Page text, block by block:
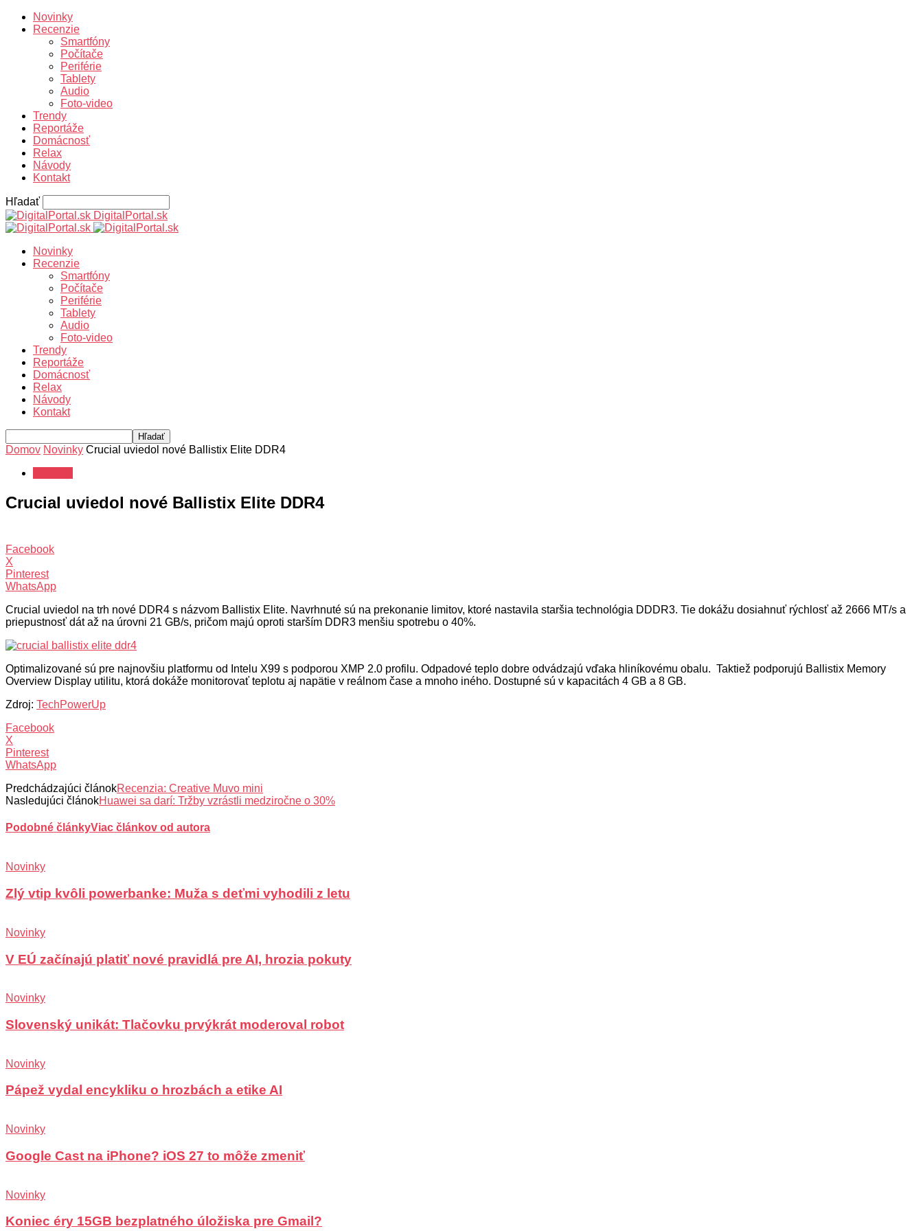
Novinky
Recenzie
Smartfóny
Počítače
Periférie
Tablety
Audio
Foto-video
Trendy
Reportáže
Domácnosť
Relax
Návody
Kontakt
Hľadať
DigitalPortal.sk
Novinky
Recenzie
Smartfóny
Počítače
Periférie
Tablety
Audio
Foto-video
Trendy
Reportáže
Domácnosť
Relax
Návody
Kontakt
Domov Novinky Crucial uviedol nové Ballistix Elite DDR4
Crucial uviedol nové Ballistix Elite DDR4
Facebook
X
Pinterest
WhatsApp
Crucial uviedol na trh nové DDR4 s názvom Ballistix Elite. Navrhnuté sú na prekonanie limitov, ktoré nastavila staršia technológia DDDR3. Tie dokážu dosiahnuť rýchlosť až 2666 MT/s a
priepustnosť dát až na úrovni 21 GB/s, pričom majú oproti starším DDR3 menšiu spotrebu o 40%.
Optimalizované sú pre najnovšiu platformu od Intelu X99 s podporou XMP 2.0 profilu. Odpadové teplo dobre odvádzajú vďaka hliníkovému obalu. Taktiež podporujú Ballistix Memory
Overview Display utilitu, ktorá dokáže monitorovať teplotu aj napätie v reálnom čase a mnoho iného. Dostupné sú v kapacitách 4 GB a 8 GB.
Zdroj: TechPowerUp
Facebook
X
Pinterest
WhatsApp
Predchádzajúci článokRecenzia: Creative Muvo mini
Nasledujúci článokHuawei sa darí: Tržby vzrástli medziročne o 30%
Podobné článkyViac článkov od autora
Novinky
Zlý vtip kvôli powerbanke: Muža s deťmi vyhodili z letu
Novinky
V EÚ začínajú platiť nové pravidlá pre AI, hrozia pokuty
Novinky
Slovenský unikát: Tlačovku prvýkrát moderoval robot
Novinky
Pápež vydal encykliku o hrozbách a etike AI
Novinky
Google Cast na iPhone? iOS 27 to môže zmeniť
Novinky
Koniec éry 15GB bezplatného úložiska pre Gmail?